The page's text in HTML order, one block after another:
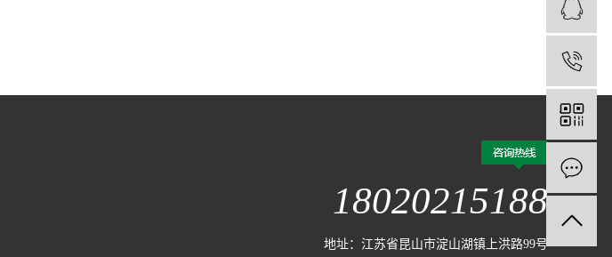
18020215188
地址：江苏省昆山市淀山湖镇上洪路99号